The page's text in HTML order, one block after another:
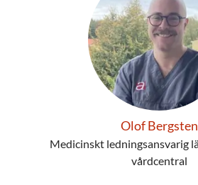
Olof Bergsten
Medicinskt ledningsansvarig
vårdcentral